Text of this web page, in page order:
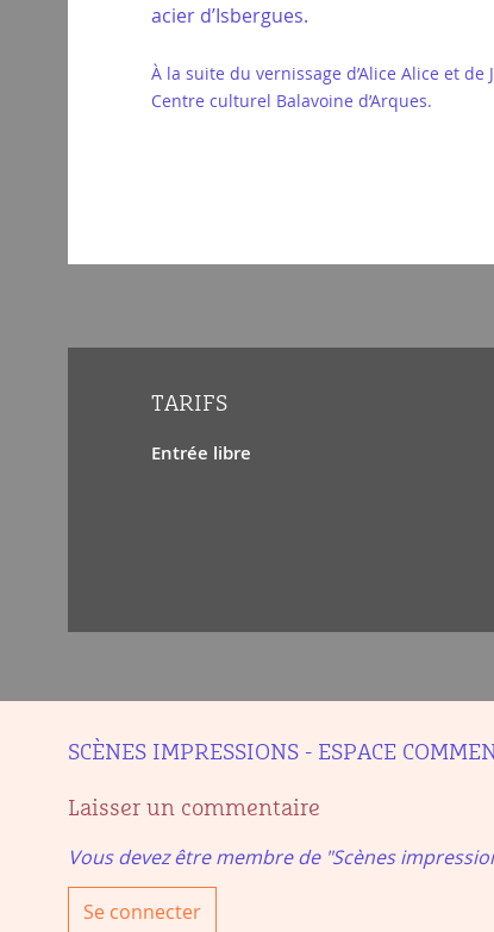
acier d’Isbergues.
À la suite du vernissage d’Alice Alice et
Centre culturel Balavoine d’Arques.
TARIFS
Entrée libre
SCÈNES IMPRESSIONS - ESPACE
Laisser un commentaire
Vous devez être membre de "Scènes
Se connecter